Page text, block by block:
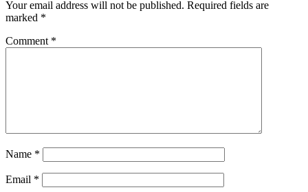
Your email address will not be published. Required fields are
marked *
Comment *
Name *
Email *